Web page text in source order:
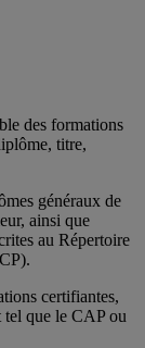
des formations
titre,
généraux de
ainsi que
au Répertoire
certifiantes,
tel que le CAP ou